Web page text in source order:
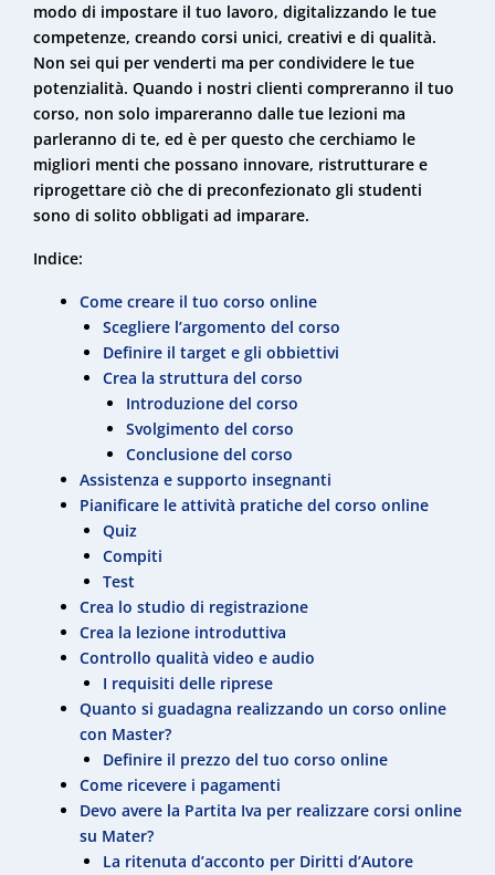
modo di impostare il tuo lavoro, digitalizzando le tue
competenze, creando corsi unici, creativi e di qualità.
Non sei qui per venderti ma per condividere le tue
potenzialità. Quando i nostri clienti compreranno il tuo
corso, non solo impareranno dalle tue lezioni ma
parleranno di te, ed è per questo che cerchiamo le
migliori menti che possano innovare, ristrutturare e
riprogettare ciò che di preconfezionato gli studenti
sono di solito obbligati ad imparare.
Indice:
Come creare il tuo corso online
Scegliere l’argomento del corso
Definire il target e gli obbiettivi
Crea la struttura del corso
Introduzione del corso
Svolgimento del corso
Conclusione del corso
Assistenza e supporto insegnanti
Pianificare le attività pratiche del corso online
Quiz
Compiti
Test
Crea lo studio di registrazione
Crea la lezione introduttiva
Controllo qualità video e audio
I requisiti delle riprese
Quanto si guadagna realizzando un corso online
con Master?
Definire il prezzo del tuo corso online
Come ricevere i pagamenti
Devo avere la Partita Iva per realizzare corsi online
su Mater?
La ritenuta d’acconto per Diritti d’Autore